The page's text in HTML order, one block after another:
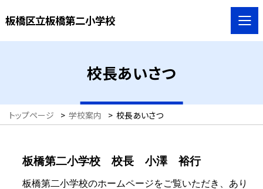
板橋区立板橋第二小学校
校長あいさつ
トップページ > 学校案内 > 校長あいさつ
板橋第二小学校 校長 小澤 裕行
板橋第二小学校のホームページをご覧いただき、あり